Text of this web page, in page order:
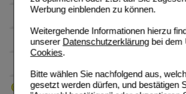
Werbung einblenden zu können.
Weitergehende Informationen hierzu
unserer Datenschutzerklärungbei dem
Cookies.
Bitte wählen Sie nachfolgend aus,
gesetzt werden dürfen, und bestätigen